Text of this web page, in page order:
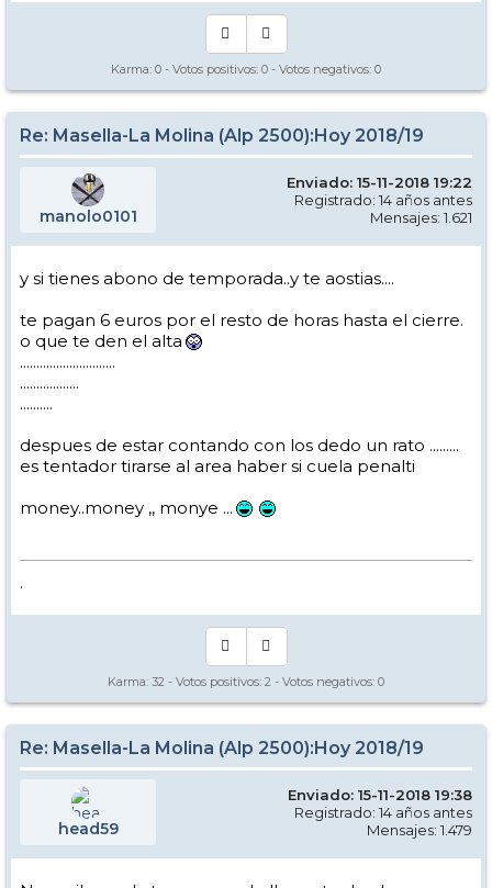
Karma: 0 - Votos positivos: 0 - Votos negativos: 0
Re: Masella-La Molina (Alp 2500):Hoy 2018/19
manolo0101
Enviado: 15-11-2018 19:22
Registrado: 14 años antes
Mensajes: 1.621
y si tienes abono de temporada..y te aostias....
te pagan 6 euros por el resto de horas hasta el cierre.
o que te den el alta
.............................
..................
..........
despues de estar contando con los dedo un rato .........
es tentador tirarse al area haber si cuela penalti
money..money ,, monye ...
.
Karma: 32 - Votos positivos: 2 - Votos negativos: 0
Re: Masella-La Molina (Alp 2500):Hoy 2018/19
head59
Enviado: 15-11-2018 19:38
Registrado: 14 años antes
Mensajes: 1.479